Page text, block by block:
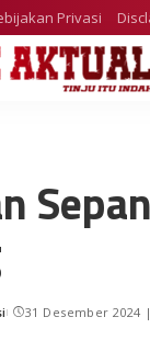
Privasi
31 Desember 2024